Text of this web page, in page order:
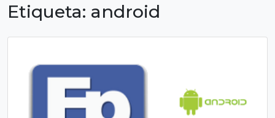
Etiqueta: android